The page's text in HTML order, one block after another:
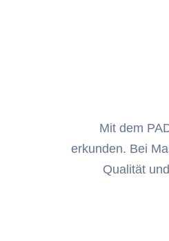
Mit dem
erkunden. Bei
Qualität